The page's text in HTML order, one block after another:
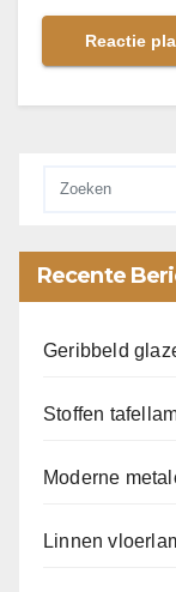
Recente
Geribbeld
Stoffen
Moderne
Linnen